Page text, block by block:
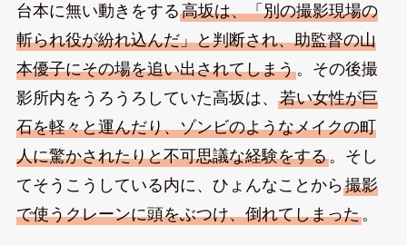
台本に無い動きをする高坂は、「別の撮影現場の
斬られ役が紛れ込んだ」と判断され、助監督の山
本優子にその場を追い出されてしまう。その後撮
影所内をうろうろしていた高坂は、 若い女性が巨
石を軽々と運んだり、ゾンビのようなメイクの町
人に驚かされたりと不可思議な経験をする。そし
てそうこうしている内に、ひょんなことから撮影
で使うクレーンに頭をぶつけ、倒れてしまった。